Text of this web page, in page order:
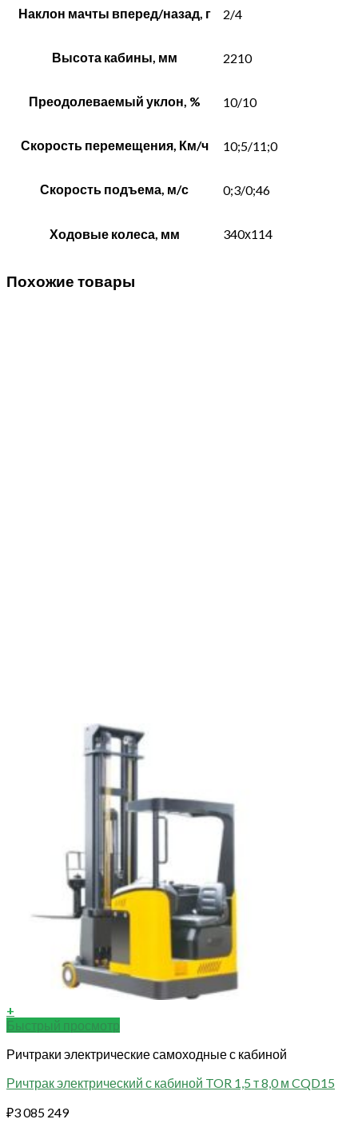
Наклон мачты вперед/назад, г 2/4
Высота кабины, мм 2210
Преодолеваемый уклон, % 10/10
Скорость перемещения, Км/ч 10;5/11;0
Скорость подъема, м/с 0;3/0;46
Ходовые колеса, мм 340х114
Похожие товары
+
Быстрый просмотр
Ричтраки электрические самоходные с кабиной
Ричтрак электрический с кабиной TOR 1,5 т 8,0 м CQD15
₽3 085 249